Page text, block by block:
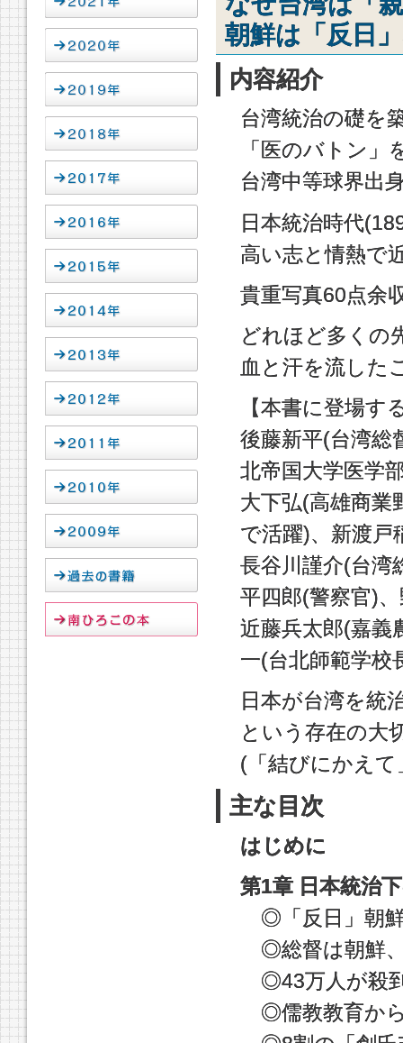
朝鮮は「反日
内容紹介
台湾統治の礎を
「医のバトン」
台湾中等球界出
日本統治時代
高い志と情熱で
貴重写真60点余
どれほど多くの
血と汗を流した
【本書に登場す
後藤新平(台湾総
北帝国大学医学
大下弘(高雄商業
で活躍)、新渡戸
長谷川謹介(台湾
平四郎(警察官)
近藤兵太郎(嘉義
一(台北師範学校
日本が台湾を統
という存在の大
(「結びにかえて
主な目次
はじめに
第1章 日本統治
◎「反日」朝
◎総督は朝鮮
◎43万人が殺
◎儒教教育か